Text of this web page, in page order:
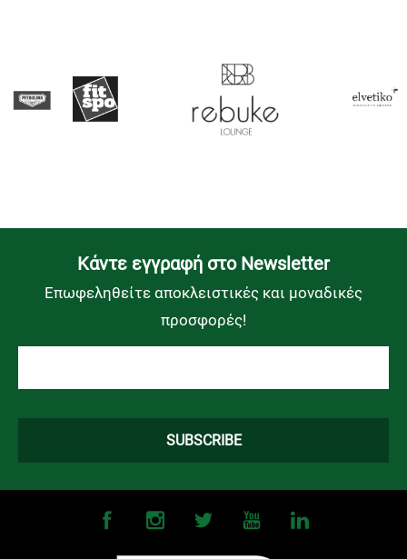
Kάντε εγγραφή στο Newsletter
Επωφεληθείτε αποκλειστικές και μοναδικές
προσφορές!